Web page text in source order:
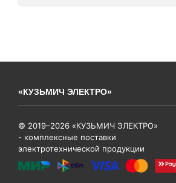
«КУЗЬМИЧ ЭЛЕКТРО»
© 2019–2026 «КУЗЬМИЧ ЭЛЕКТРО»
- комплексные поставки
электротехнической продукции